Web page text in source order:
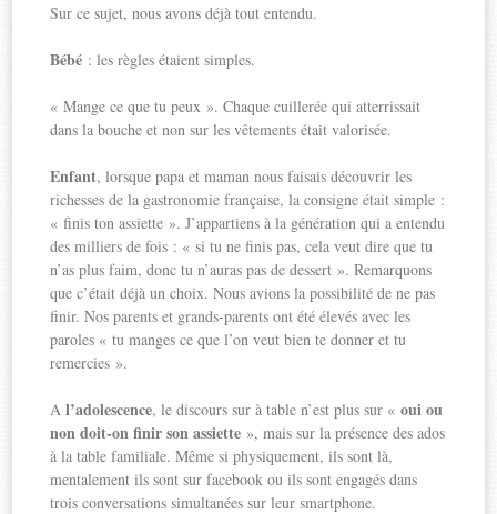
Sur ce sujet, nous avons déjà tout entendu.
Bébé : les règles étaient simples.
« Mange ce que tu peux ». Chaque cuillerée qui atterrissait
dans la bouche et non sur les vêtements était valorisée.
Enfant, lorsque papa et maman nous faisais découvrir les
richesses de la gastronomie française, la consigne était simple :
« finis ton assiette ». J’appartiens à la génération qui a entendu
des milliers de fois : « si tu ne finis pas, cela veut dire que tu
n’as plus faim, donc tu n’auras pas de dessert ». Remarquons
que c’était déjà un choix. Nous avions la possibilité de ne pas
finir. Nos parents et grands-parents ont été élevés avec les
paroles « tu manges ce que l’on veut bien te donner et tu
remercies ».
Al’adolescence, le discours sur à table n’est plus sur «oui ou
non doit-on finir son assiette », mais sur la présence des ados
à la table familiale. Même si physiquement, ils sont là,
mentalement ils sont sur facebook ou ils sont engagés dans
trois conversations simultanées sur leur smartphone.